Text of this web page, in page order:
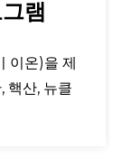
램
이온)을 제
핵산, 뉴클